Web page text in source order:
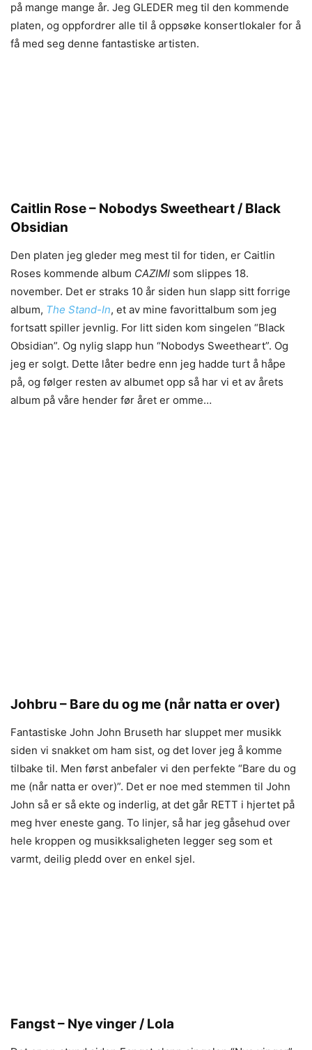
på mange mange år. Jeg GLEDER meg til den kommende
platen, og oppfordrer alle til å oppsøke konsertlokaler for å
få med seg denne fantastiske artisten.
Caitlin Rose – Nobodys Sweetheart / Black
Obsidian
Den platen jeg gleder meg mest til for tiden, er Caitlin
Roses kommende album CAZIMI som slippes 18.
november. Det er straks 10 år siden hun slapp sitt forrige
album, The Stand-In, et av mine favorittalbum som jeg
fortsatt spiller jevnlig. For litt siden kom singelen “Black
Obsidian”. Og nylig slapp hun “Nobodys Sweetheart”. Og
jeg er solgt. Dette låter bedre enn jeg hadde turt å håpe
på, og følger resten av albumet opp så har vi et av årets
album på våre hender før året er omme…
Johbru – Bare du og me (når natta er over)
Fantastiske John John Bruseth har sluppet mer musikk
siden vi snakket om ham sist, og det lover jeg å komme
tilbake til. Men først anbefaler vi den perfekte “Bare du og
me (når natta er over)”. Det er noe med stemmen til John
John så er så ekte og inderlig, at det går RETT i hjertet på
meg hver eneste gang. To linjer, så har jeg gåsehud over
hele kroppen og musikksaligheten legger seg som et
varmt, deilig pledd over en enkel sjel.
Fangst – Nye vinger / Lola